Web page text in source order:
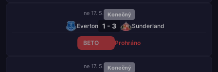
ne 17. 5. Konečný
Everton 1 - 3 Sunderland
BETO Prohráno
ne 17. 5. Konečný